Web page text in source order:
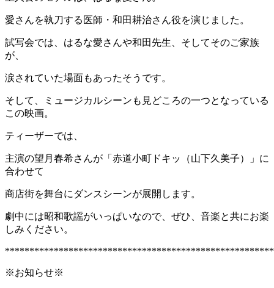
愛さんを執刀する医師・和田耕治さん役を演じました。
試写会では、はるな愛さんや和田先生、そしてそのご家族
が、
涙されていた場面もあったそうです。
そして、ミュージカルシーンも見どころの一つとなっている
この映画。
ティーザーでは、
主演の望月春希さんが「赤道小町ドキッ（山下久美子）」に
合わせて
商店街を舞台にダンスシーンが展開します。
劇中には昭和歌謡がいっぱいなので、ぜひ、音楽と共にお楽
しみください。
※お知らせ※